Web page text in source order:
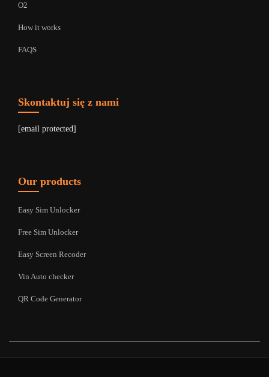
O2
How it works
FAQS
Skontaktuj się z nami
[email protected]
Our products
Easy Sim Unlocker
Free Sim Unlocker
Easy Screen Recoder
Vin Auto checker
QR Code Generator